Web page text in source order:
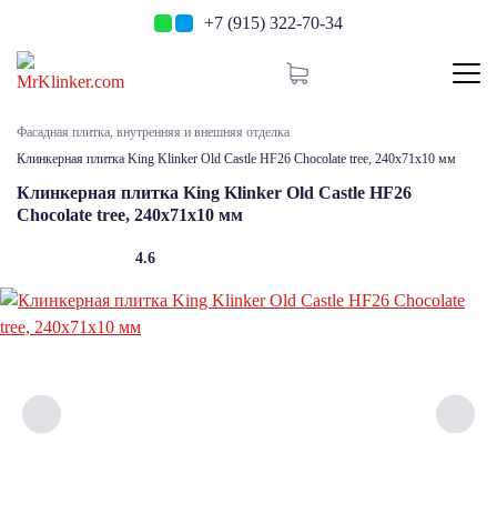
+7 (915) 322-70-34
Фасадная плитка, внутренняя и внешняя отделка
Клинкерная плитка King Klinker Old Castle HF26 Chocolate tree, 240x71x10 мм
Клинкерная плитка King Klinker Old Castle HF26
Chocolate tree, 240x71x10 мм
4.6